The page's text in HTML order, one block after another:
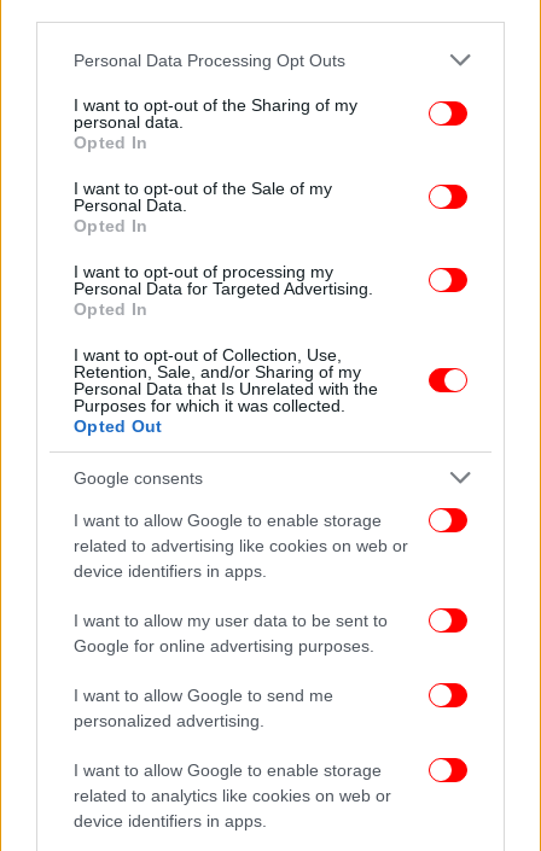
Please note that this website/app uses one or more Google
not limited to your visit or usage behaviour. You may click to
grant or deny consent to Google and its third-party tags to
use your data for below specified purposes in below Google
consent section.
Personal Data Processing Opt Outs
I want to opt-out of the Sharing of my
personal data.
Opted In
I want to opt-out of the Sale of my
Personal Data.
Opted In
I want to opt-out of processing my
Personal Data for Targeted Advertising.
Opted In
I want to opt-out of Collection, Use,
Retention, Sale, and/or Sharing of my
Personal Data that Is Unrelated with the
Purposes for which it was collected.
Opted Out
Google consents
I want to allow Google to enable storage
related to advertising like cookies on web or
device identifiers in apps.
I want to allow my user data to be sent to
Google for online advertising purposes.
I want to allow Google to send me
personalized advertising.
I want to allow Google to enable storage
related to analytics like cookies on web or
device identifiers in apps.
Κατά τη διάρκεια της έρευνας διαπιστώθηκε ότι ένα
35χρονο μέλος της συμμορίας από τον Οκτώβριο
2025 έως και Ιανουάριο 2026 έκανε 40 τραπεζικές
συναλλαγές σε 20 διαφορετικά υποκαταστήματα
τραπεζών, σε 15 περιοχές της Αττικής. Το ίδιο
πρόσωπο από το 2018 έως σήμερα είχε πληρώσει
ενοίκια περίπου 1.200.000 ευρώ. Ο 35χρονος από
το 2020 έως και το 2025 είχε κάνει 36 ταξίδια στην